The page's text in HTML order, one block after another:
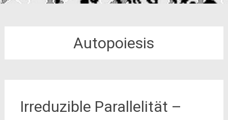
Autopoiesis
Irreduzible Parallelität –